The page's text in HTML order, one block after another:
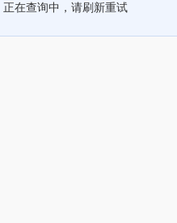
正在查询中，请刷新重试